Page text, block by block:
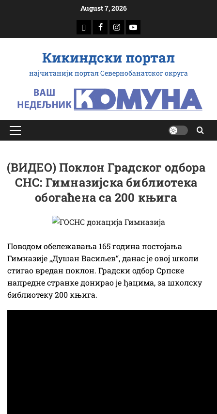
August 7, 2026
доwнлоад
Фацебоок
Инстаграм
Yоутубе
Кикиндски портал
најчитанији портал Севернобанатског округа
Примарy
(ВИДЕО) Поклон Градског одбора
СНС: Гимназијска библиотека
обогаћена са 200 књига
Поводом обележавања 165 година постојања
Гимназије „Душан Васиљев“, данас је овој школи
стигао вредан поклон. Градски одбор Српске
напредне странке донирао је ђацима, за школску
библиотеку 200 књига.